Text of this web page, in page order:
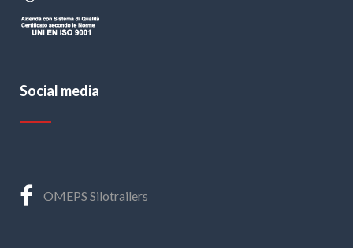
Social media
OMEPS Silotrailers